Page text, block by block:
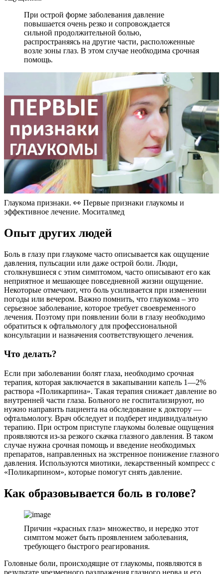
При острой форме заболевания давление
повышается очень резко и сопровождается
сильной продолжительной болью,
распространяясь на другие части, расположенные
возле зоны глаз. В этом случае необходима срочная
помощь.
Глаукома признаки. 👀 Первые признаки глаукомы и
эффективное лечение. Моситалмед
Опыт других людей
Боль в глазу при глаукоме часто описывается как ощущение
давления, пульсации или даже острой боли. Люди,
столкнувшиеся с этим симптомом, часто описывают его как
неприятное и мешающее повседневной жизни ощущение.
Некоторые отмечают, что боль усиливается при изменении
погоды или вечером. Важно помнить, что глаукома – это
серьезное заболевание, которое требует своевременного
лечения. Поэтому при появлении боли в глазу необходимо
обратиться к офтальмологу для профессиональной
консультации и назначения соответствующего лечения.
Что делать?
Если при заболевании болят глаза, необходимо срочная
терапия, которая заключается в закапывании капель 1—2%
раствора «Поликарпина». Такая терапия снижает давление во
внутренней части глаза. Больного не госпитализируют, но
нужно направить пациента на обследование к доктору —
офтальмологу. Врач обследует и подберет индивидуальную
терапию. При остром приступе глаукомы болевые ощущения
проявляются из-за резкого скачка глазного давления. В таком
случае нужна срочная помощь и введение необходимых
препаратов, направленных на экстренное понижение глазного
давления. Используются миотики, лекарственный компресс с
«Поликарпином», которые помогут снять давление.
Как образовывается боль в голове?
Причин «красных глаз» множество, и нередко этот
симптом может быть проявлением заболевания,
требующего быстрого реагирования.
Головные боли, происходящие от глаукомы, появляются в
результате чрезмерного раздражения глазного нерва и его